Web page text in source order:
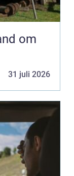
31 juli 2026